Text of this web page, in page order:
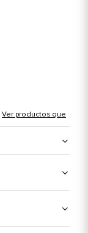
Ver productos que